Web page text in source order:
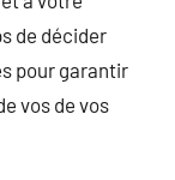
de décider
pour garantir
vos de vos